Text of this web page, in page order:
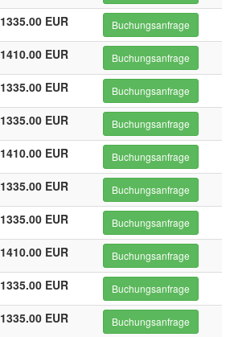
1335.00 EUR Buchungsanfrage
1410.00 EUR Buchungsanfrage
1335.00 EUR Buchungsanfrage
1335.00 EUR Buchungsanfrage
1410.00 EUR Buchungsanfrage
1335.00 EUR Buchungsanfrage
1335.00 EUR Buchungsanfrage
1410.00 EUR Buchungsanfrage
1335.00 EUR Buchungsanfrage
1335.00 EUR Buchungsanfrage